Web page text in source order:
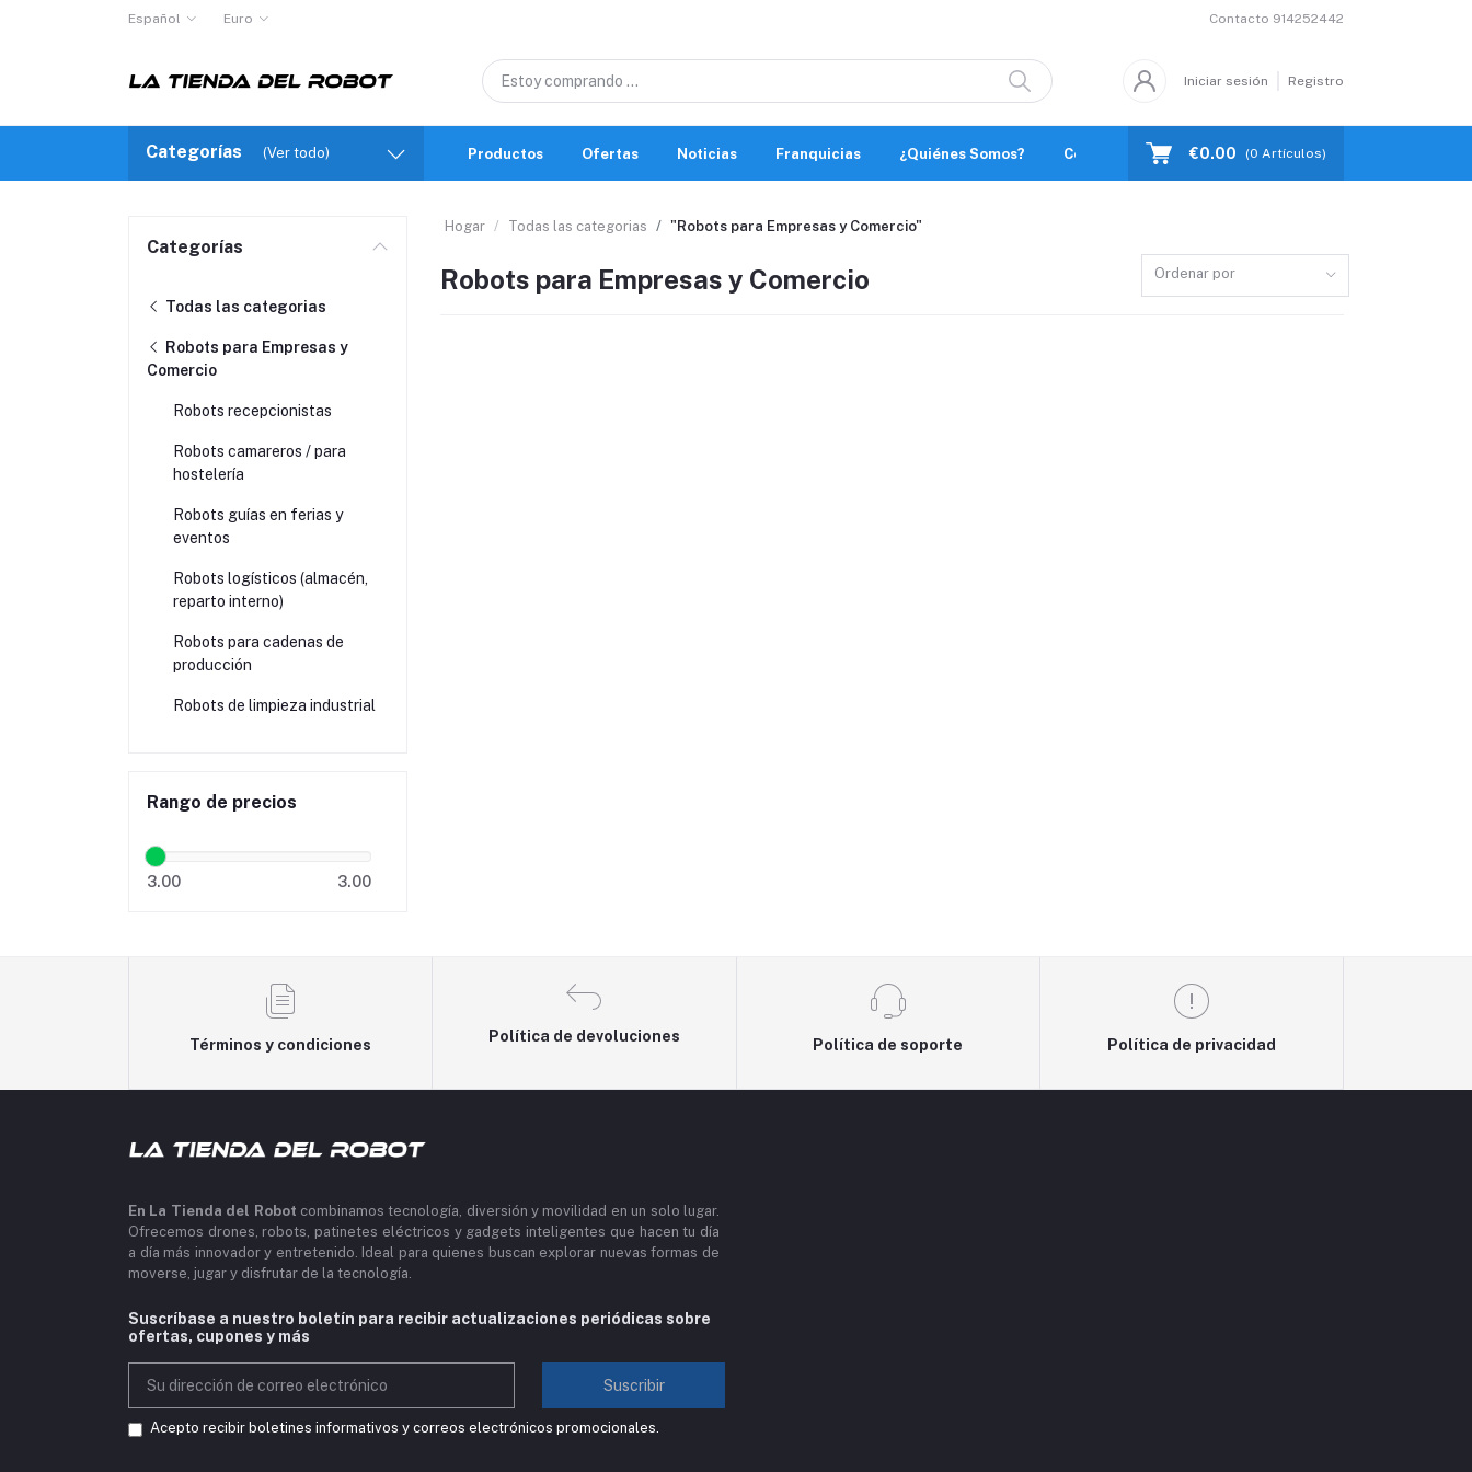
Español Euro Contacto 914252442
Iniciar sesión Registro
Categorías (Ver todo) Productos Ofertas Noticias Franquicias ¿Quiénes Somos? Contacto €0.00 (0 Artículos)
Categorías
Todas las categorias
Robots para Empresas y
Comercio
Robots recepcionistas
Robots camareros / para
hostelería
Robots guías en ferias y
eventos
Robots logísticos (almacén,
reparto interno)
Robots para cadenas de
producción
Robots de limpieza industrial
Rango de precios
3.00 3.00
Hogar Todas las categorias "Robots para Empresas y Comercio"
Robots para Empresas y Comercio Ordenar por
Términos y condiciones
Política de devoluciones
Política de soporte Política de privacidad
En La Tienda del Robot combinamos tecnología, diversión y movilidad en un solo lugar.
Ofrecemos drones, robots, patinetes eléctricos y gadgets inteligentes que hacen tu día
a día más innovador y entretenido. Ideal para quienes buscan explorar nuevas formas de
moverse, jugar y disfrutar de la tecnología.
Suscríbase a nuestro boletín para recibir actualizaciones periódicas sobre
ofertas, cupones y más
Suscribir
Acepto recibir boletines informativos y correos electrónicos promocionales.